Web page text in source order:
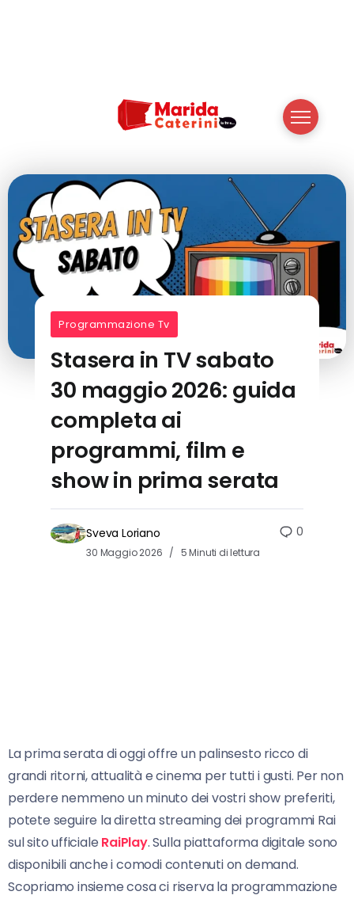
Programmazione Tv
Stasera in TV sabato
30 maggio 2026: guida
completa ai
programmi, film e
show in prima serata
Sveva Loriano
30 Maggio 2026 5 Minuti di lettura
0
La prima serata di oggi offre un palinsesto ricco di
grandi ritorni, attualità e cinema per tutti i gusti. Per non
perdere nemmeno un minuto dei vostri show preferiti,
potete seguire la diretta streaming dei programmi Rai
sul sito ufficiale RaiPlay. Sulla piattaforma digitale sono
disponibili anche i comodi contenuti on demand.
Scopriamo insieme cosa ci riserva la programmazione